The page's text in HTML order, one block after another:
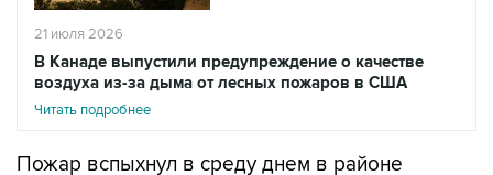
21 июля 2026
В Канаде выпустили предупреждение о качестве
воздуха из-за дыма от лесных пожаров в США
Читать подробнее
Пожар вспыхнул в среду днем в районе